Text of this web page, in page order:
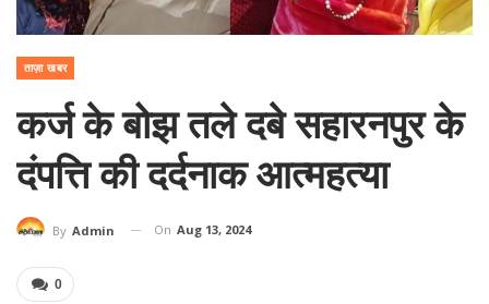
ताज़ा खबर
कर्ज के बोझ तले दबे सहारनपुर के
दंपत्ति की दर्दनाक आत्महत्या
By Admin On Aug 13, 2024
0